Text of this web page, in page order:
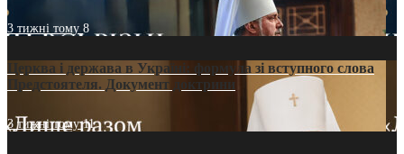
3 тижні тому 8
Церква і держава в Україні: формула зі вступного слова
Предстоятеля. Документ доктрини
3 тижні тому11